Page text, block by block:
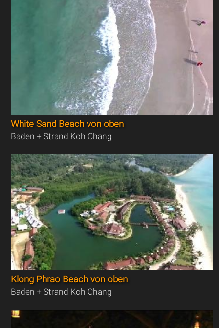
White Sand Beach von oben
Baden + Strand Koh Chang
Klong Phrao Beach von oben
Baden + Strand Koh Chang